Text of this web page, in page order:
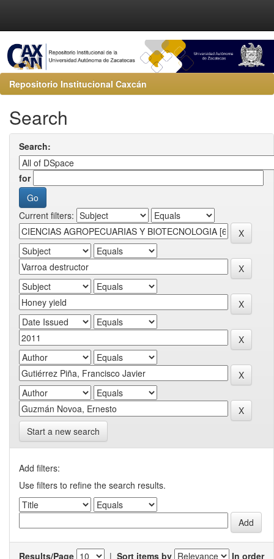
Repositorio Institucional Caxcán
Search
Search:
for
Current filters:
Start a new search
Add filters:
Use filters to refine the search results.
Results/Page | Sort items by
In order